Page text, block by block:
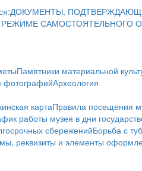
ДОКУМЕНТЫ,
САМОСТОЯТЕЛЬНОГО
Памятники материальной
фотографийАрхеология
картаПравила посещения
работы музея в дни
сбереженийБорьба с
реквизиты и элементы